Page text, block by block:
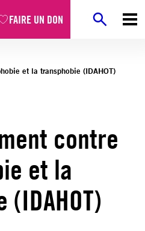
FAIRE UN DON
et la transphobie (IDAHOT)
contre
et la